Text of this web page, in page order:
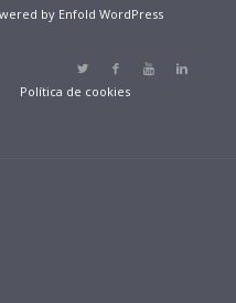
by Enfold WordPress
Política de cookies